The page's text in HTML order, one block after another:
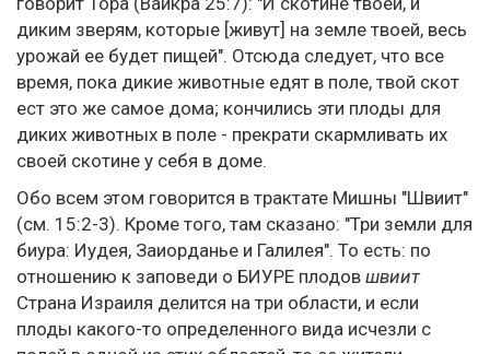
диким зверям, которые [живут] на земле твоей, весь
урожай ее будет пищей". Отсюда следует, что все
время, пока дикие животные едят в поле, твой скот
ест это же самое дома; кончились эти плоды для
диких животных в поле - прекрати скармливать их
своей скотине у себя в доме.
Обо всем этом говорится в трактате Мишны "Швиит"
(см. 15:2-3). Кроме того, там сказано: "Три земли для
биура: Иудея, Заиорданье и Галилея". То есть: по
отношению к заповеди о БИУРЕ плодов швиит
Страна Израиля делится на три области, и если
плоды какого-то определенного вида исчезли с